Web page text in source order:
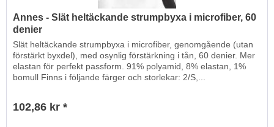
Annes - Slät heltäckande strumpbyxa i microfiber, 60
denier
Slät heltäckande strumpbyxa i microfiber, genomgående (utan
förstärkt byxdel), med osynlig förstärkning i tån, 60 denier. Mer
elastan för perfekt passform. 91% polyamid, 8% elastan, 1%
bomull Finns i följande färger och storlekar: 2/S,...
102,86 kr *